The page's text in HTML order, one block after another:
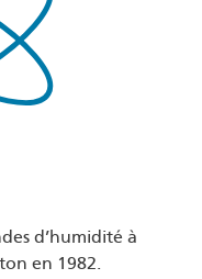
d’humidité à
en 1982.